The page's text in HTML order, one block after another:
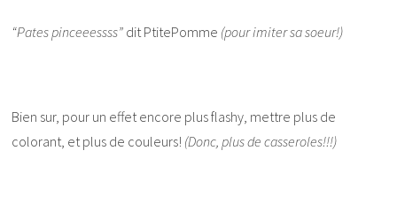
“Pates pinceeessss” dit PtitePomme (pour imiter sa soeur!)
Bien sur, pour un effet encore plus flashy, mettre plus de
colorant, et plus de couleurs! (Donc, plus de casseroles!!!)